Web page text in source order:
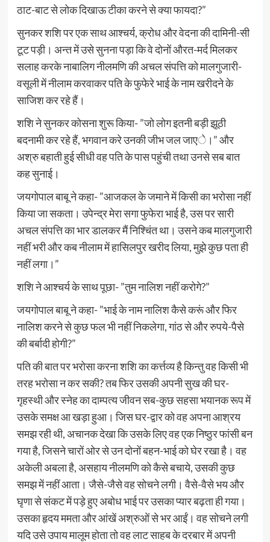
ठाट-बाट से लोक दिखाऊ टीका करने से क्या फायदा?”
सुनकर शशि पर एक साथ आश्चर्य, क्रोध और वेदना की दामिनी-सी
टूट पड़ी। अन्त में उसे सुनना पड़ा कि वे दोनों औरत-मर्द मिलकर
सलाह करके नाबालिग नीलमणि की अचल संपत्ति को मालगुजारी-
वसूली में नीलाम करवाकर पति के फुफेरे भाई के नाम खरीदने के
साजिश कर रहे हैं।
शशि ने सुनकर कोसना शुरू किया- ”जो लोग इतनी बड़ी झूठी
बदनामी कर रहे हैं, भगवान करे उनकी जीभ जल जाएे।” और
अश्रु बहाती हुई सीधी वह पति के पास पहुंची तथा उनसे सब बात
कह सुनाई।
जयगोपाल बाबू ने कहा- ”आजकल के जमाने में किसी का भरोसा नहीं
किया जा सकता। उपेन्द्र मेरा सगा फुफेरा भाई है, उस पर सारी
अचल संपत्ति का भार डालकर मैं निश्चिंत था। उसने कब मालगुजारी
नहीं भरी और कब नीलाम में हासिलपुर खरीद लिया, मुझे कुछ पता ही
नहीं लगा।”
शशि ने आश्चर्य के साथ पूछा- ”तुम नालिश नहीं करोगे?”
जयगोपाल बाबू ने कहा- ”भाई के नाम नालिश कैसे करूं और फिर
नालिश करने से कुछ फल भी नहीं निकलेगा, गांठ से और रुपये-पैसे
की बर्बादी होगी?”
पति की बात पर भरोसा करना शशि का कर्त्तव्य है किन्तु वह किसी भी
तरह भरोसा न कर सकी? तब फिर उसकी अपनी सुख की घर-
गृहस्थी और स्नेह का दाम्पत्य जीवन सब-कुछ सहसा भयानक रूप में
उसके समक्ष आ खड़ा हुआ। जिस घर-द्वार को वह अपना आश्रय
समझ रही थी, अचानक देखा कि उसके लिए वह एक निष्ठुर फांसी बन
गया है, जिसने चारों ओर से उन दोनों बहन-भाई को घेर रखा है। वह
अकेली अबला है, असहाय नीलमणि को कैसे बचाये, उसकी कुछ
समझ में नहीं आता। जैसे-जैसे वह सोचने लगी। वैसे-वैसे भय और
घृणा से संकट में पड़े हुए अबोध भाई पर उसका प्यार बढ़ता ही गया।
उसका हृदय ममता और आंखें अश्रुओं से भर आईं। वह सोचने लगी
यदि उसे उपाय मालूम होता तो वह लाट साहब के दरबार में अपनी